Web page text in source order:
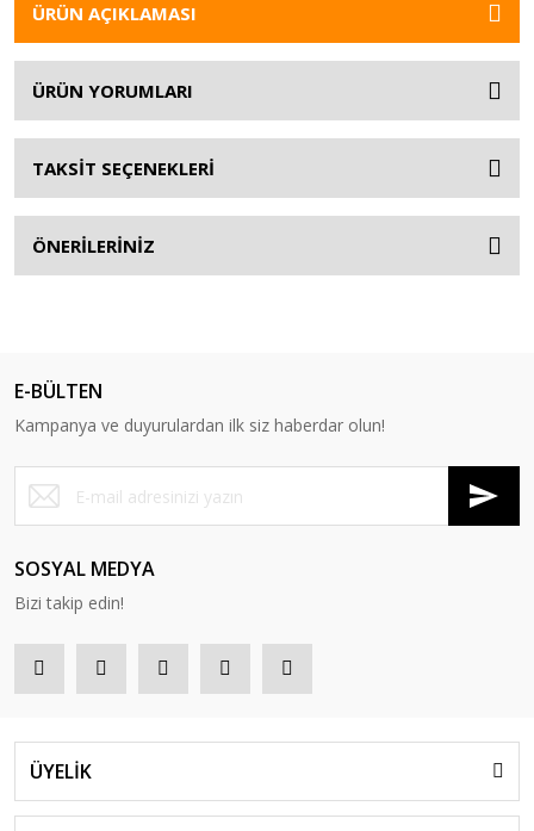
ÜRÜN AÇIKLAMASI
ÜRÜN YORUMLARI
TAKSİT SEÇENEKLERİ
ÖNERİLERİNİZ
E-BÜLTEN
Kampanya ve duyurulardan ilk siz haberdar olun!
SOSYAL MEDYA
Bizi takip edin!
ÜYELİK